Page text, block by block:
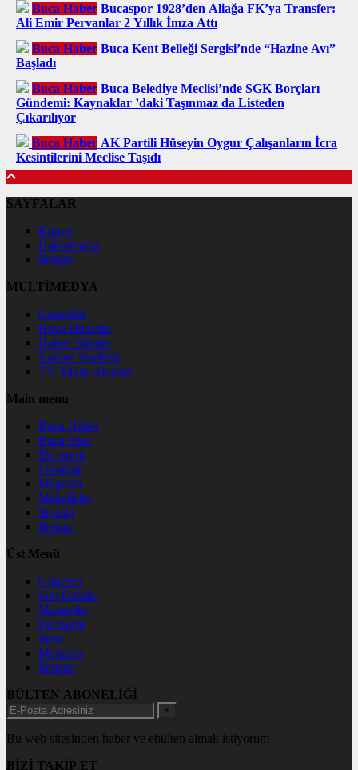
Buca Haber Bucaspor 1928’den Aliağa FK’ya Transfer:
Ali Emir Pervanlar 2 Yıllık İmza Attı
Buca Haber Buca Kent Belleği Sergisi’nde “Hazine Avı”
Başladı
Buca Haber Buca Belediye Meclisi’nde SGK Borçları
Gündemi: Kaynaklar ’daki Taşınmaz da Listeden
Çıkarılıyor
Buca Haber AK Partili Hüseyin Oygur Çalışanların İcra
Kesintilerini Meclise Taşıdı
SAYFALAR
Künye
Hakkımızda
İletişim
MULTİMEDYA
Gazeteler
Hava Durumu
Haber Gönder
Namaz Vakitleri
TV Yayın Akışları
Main menu
Buca Haber
Buca Spor
Ekonomi
Fotoğraf
Magazin
Mahalleler
Siyaset
İletişim
Üst Menü
Gündem
Son Dakika
Manşetler
Ekonomi
Spor
Magazin
İletişim
BÜLTEN ABONELİĞİ
+
Bu web sitesinden haber ve ebülten almak istiyorum
BİZİ TAKİP ET